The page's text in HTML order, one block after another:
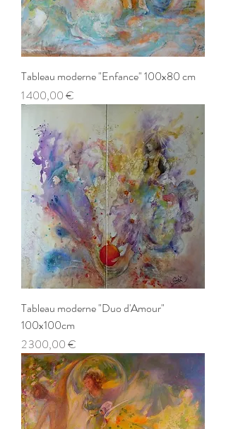
Tableau moderne "Enfance" 100x80 cm
Prix
1 400,00 €
Tableau moderne "Duo d'Amour"
100x100cm
Prix
2 300,00 €